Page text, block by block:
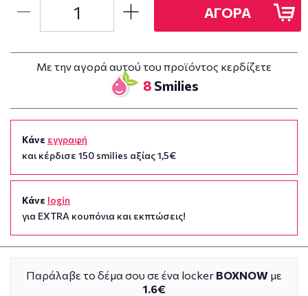
ΑΓΟΡΑ
Με την αγορά αυτού του προϊόντος κερδίζετε
8 Smilies
Κάνε εγγραφή
και κέρδισε 150 smilies αξίας 1,5€
Κάνε login
για EXTRA κουπόνια και εκπτώσεις!
Παράλαβε το δέμα σου σε ένα locker BOXNOW με
1.6€